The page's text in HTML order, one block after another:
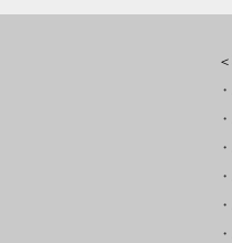
・
・
・
・
・
・